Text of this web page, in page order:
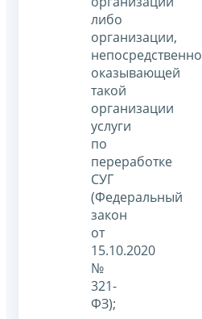
либо
организации,
непосредственно
оказывающей
такой
организации
услуги
по
переработке
СУГ
(Федеральный
закон
от
15.10.2020
№
321-
ФЗ);